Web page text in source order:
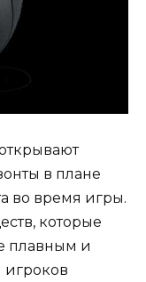
в плане
во время игры.
которые
плавным и